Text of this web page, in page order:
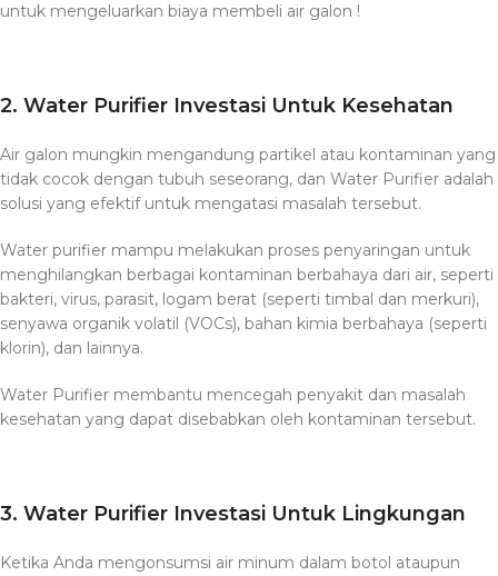
untuk mengeluarkan biaya membeli air galon !
2. Water Purifier Investasi Untuk Kesehatan
Air galon mungkin mengandung partikel atau kontaminan yang
tidak cocok dengan tubuh seseorang, dan Water Purifier adalah
solusi yang efektif untuk mengatasi masalah tersebut.
Water purifier mampu melakukan proses penyaringan untuk
menghilangkan berbagai kontaminan berbahaya dari air, seperti
bakteri, virus, parasit, logam berat (seperti timbal dan merkuri),
senyawa organik volatil (VOCs), bahan kimia berbahaya (seperti
klorin), dan lainnya.
Water Purifier membantu mencegah penyakit dan masalah
kesehatan yang dapat disebabkan oleh kontaminan tersebut.
3. Water Purifier Investasi Untuk Lingkungan
Ketika Anda mengonsumsi air minum dalam botol ataupun